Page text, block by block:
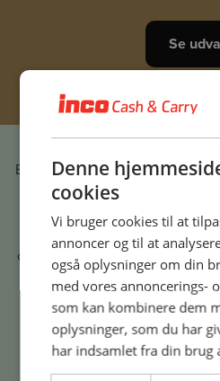
Se
Dyk ned i smagen,
Bliv klogere på Dansk Gastro
I kataloget finder du både
og hvorfor mærket har
opskriftsinspiration og gode
af den udskæring du
Gå til
Denne
cookies
Vi bruger cookies til at
annoncer og til at
også oplysninger om din
med vores annoncerings-
som kan kombinere dem
oplysninger, som du har
har indsamlet fra din brug